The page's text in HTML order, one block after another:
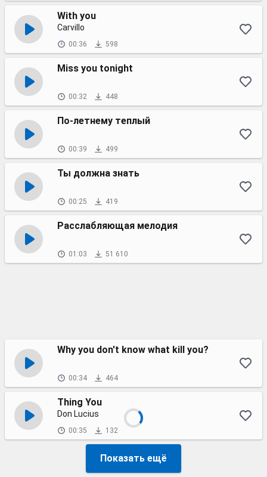
With you
Carvillo
00:36 598
Miss you tonight
00:32 448
По-летнему теплый
00:39 499
Ты должна знать
00:25 419
Расслабляющая мелодия
01:03 51 610
Why you don't know what kill you?
00:34 464
Thing You
Don Lucius
00:35 132
Показать ещё